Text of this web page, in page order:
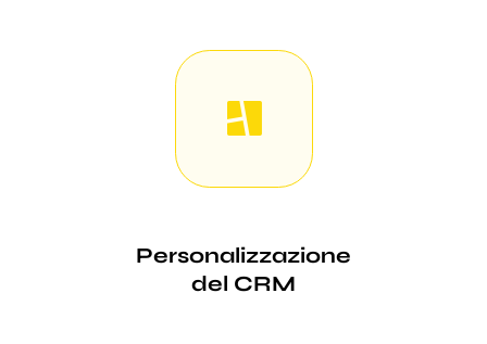
Personalizzazione
del CRM